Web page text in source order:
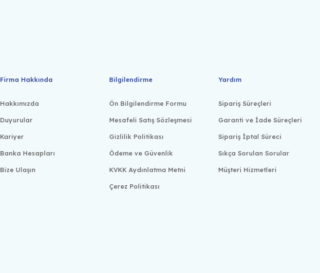
Firma Hakkında
Hakkımızda
Duyurular
Kariyer
Banka Hesapları
Bize Ulaşın
Bilgilendirme
Ön Bilgilendirme Formu
Mesafeli Satış Sözleşmesi
Gizlilik Politikası
Ödeme ve Güvenlik
KVKK Aydınlatma Metni
Çerez Politikası
Yardım
Sipariş Süreçleri
Garanti ve İade Süreçleri
Sipariş İptal Süreci
Sıkça Sorulan Sorular
Müşteri Hizmetleri